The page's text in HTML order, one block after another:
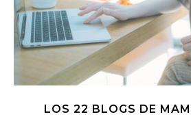
LOS 22 BLOGS DE